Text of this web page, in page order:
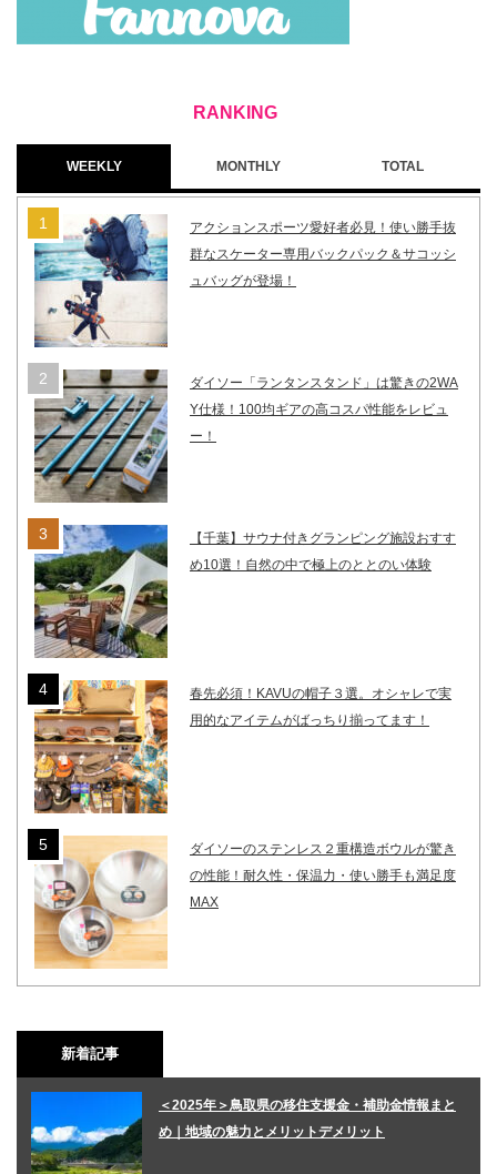
WEEKLY MONTHLY TOTAL
アクションスポーツ愛好者必見！使い勝手抜
群なスケーター専用バックパック＆サコッシ
ュバッグが登場！
ダイソー「ランタンスタンド」は驚きの2WA
Y仕様！100均ギアの高コスパ性能をレビュ
ー！
【千葉】サウナ付きグランピング施設おすす
め10選！自然の中で極上のととのい体験
春先必須！KAVUの帽子３選。オシャレで実
用的なアイテムがばっちり揃ってます！
ダイソーのステンレス２重構造ボウルが驚き
の性能！耐久性・保温力・使い勝手も満足度
MAX
新着記事
＜2025年＞鳥取県の移住支援金・補助金情報まと
め｜地域の魅力とメリットデメリット